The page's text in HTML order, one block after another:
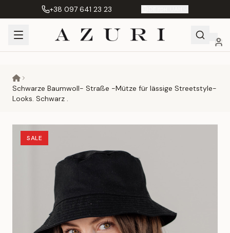
+38 097 641 23 23
Schwarze Baumwoll- Straße -Mütze für lässige Streetstyle-
Looks. Schwarz .
SALE